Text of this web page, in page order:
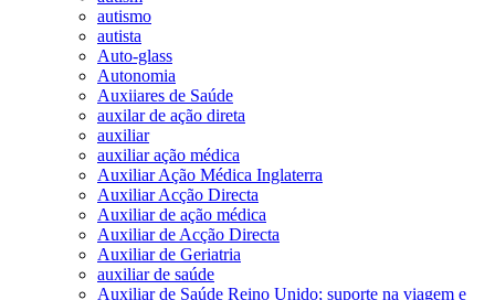
autismo
autista
Auto-glass
Autonomia
Auxiiares de Saúde
auxilar de ação direta
auxiliar
auxiliar ação médica
Auxiliar Ação Médica Inglaterra
Auxiliar Acção Directa
Auxiliar de ação médica
Auxiliar de Acção Directa
Auxiliar de Geriatria
auxiliar de saúde
Auxiliar de Saúde Reino Unido; suporte na viagem e